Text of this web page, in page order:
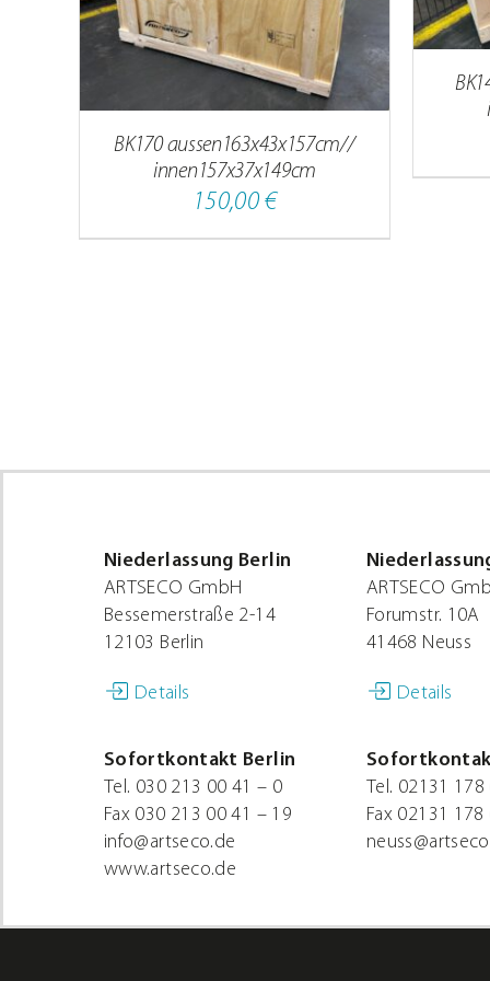
BK170 aussen163x43x157cm//
innen157x37x149cm
150,00 €
Niederlassung Berlin
ARTSECO GmbH
Bessemerstraße 2-14
12103 Berlin
Details
Sofortkontakt Berlin
Tel. 030 213 00 41 – 0
Fax 030 213 00 41 – 19
info@artseco.de
www.artseco.de
ARTSECO
Forumstr. 10A
41468 Neuss
Details
Tel. 02131 178
Fax 02131 178